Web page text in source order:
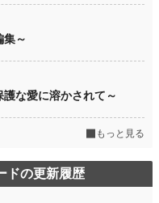
集～
な愛に溶かされて～
もっと見る
ドの更新履歴